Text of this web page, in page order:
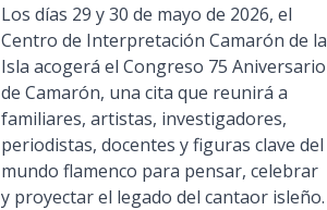
Los días 29 y 30 de mayo de 2026, el
Centro de Interpretación Camarón de la
Isla acogerá el Congreso 75 Aniversario
de Camarón, una cita que reunirá a
familiares, artistas, investigadores,
periodistas, docentes y figuras clave del
mundo flamenco para pensar, celebrar
y proyectar el legado del cantaor isleño.